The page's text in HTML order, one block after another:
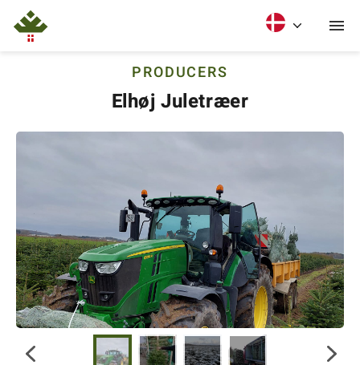
PRODUCERS
Elhøj Juletræer